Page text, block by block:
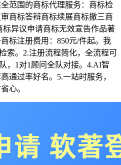
范围的商标代理服务：商标检
商标答辩商标续展商标撤三商
异议申请商标无效宣告作品著
标注册费用：850元/件起。我
索。2.注册流程简化，全流程可
，1对1顾问全队对接。4.AI智
通过率好名。5.一站时服务，
心。